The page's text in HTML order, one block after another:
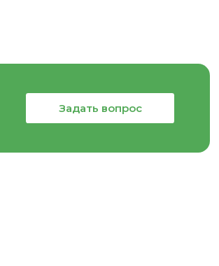
Задать вопрос